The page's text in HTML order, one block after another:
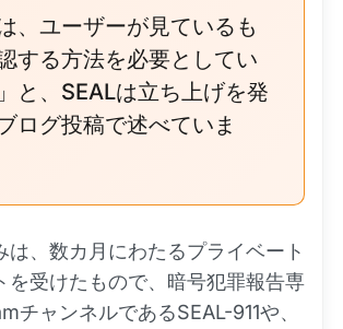
、ユーザーが見ているも
する方法を必要としてい
と、SEALは立ち上げを発
ログ投稿で述べていま
は、数カ月にわたるプライベート
を受けたもので、暗号犯罪報告専
チャンネルであるSEAL-911や、